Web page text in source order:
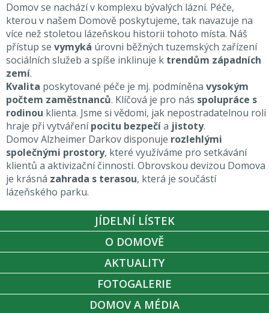
Domov se nachází v komplexu bývalých lázní. Péče,
kterou v našem Domově poskytujeme, tak navazuje na
více než stoletou lázeňskou historii tohoto místa. Náš
přístup se vymyká úrovni běžných tuzemských zařízení
sociálních služeb a spíše inklinuje k trendům západních
zemí.
Kvalita poskytované péče je mj. podmíněna vysokým
počtem zaměstnanců. Klíčová je pro nás spolupráce s
rodinou klienta. Jsme si vědomi, jak nepostradatelnou roli
hraje při vytvářenípocitu bezpečía jistoty.
Domov Alzheimer Darkov disponuje rozlehlými
společnými prostory, které využíváme pro setkávání
klientů a aktivizační činnosti. Obrovskou devizou Domova
je krásná zahrada s terasou, která je součástí
lázeňského parku.
JÍDELNÍ LÍSTEK
O DOMOVĚ
AKTUALITY
FOTOGALERIE
DOMOV A MÉDIA